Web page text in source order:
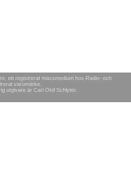
ett registrerat massmedium hos Radio- och
varumärke.
utgivare är Carl Olof Schlyter.